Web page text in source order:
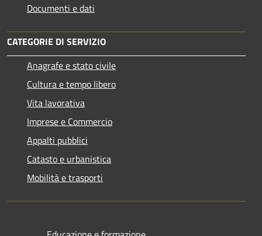
Documenti e dati
CATEGORIE DI SERVIZIO
Anagrafe e stato civile
Cultura e tempo libero
Vita lavorativa
Imprese e Commercio
Appalti pubblici
Catasto e urbanistica
Mobilità e trasporti